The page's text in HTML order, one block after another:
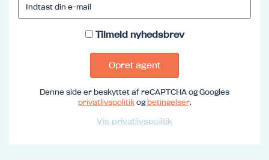
Tilmeld nyhedsbrev
Opret agent
Denne side er beskyttet af reCAPTCHA og Googles
privatlivspolitikogbetingelser.
Vis privatlivspolitik